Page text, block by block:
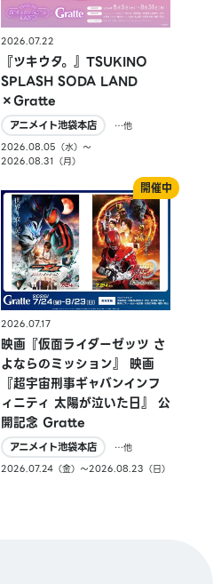
2026.07.22
『ツキウタ。』TSUKINO
SPLASH SODA LAND
×Gratte
アニメイト池袋本店
…他
2026.08.05（水）〜
2026.08.31（月）
2026.07.17
映画『仮面ライダーゼッツ さ
よならのミッション』 映画
『超宇宙刑事ギャバンインフ
ィニティ 太陽が泣いた日』 公
開記念 Gratte
アニメイト池袋本店
…他
2026.07.24（金）〜2026.08.23（日）